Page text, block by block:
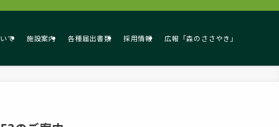
て 施設案内 各種届出書類 採用情報 広報「森のささやき」